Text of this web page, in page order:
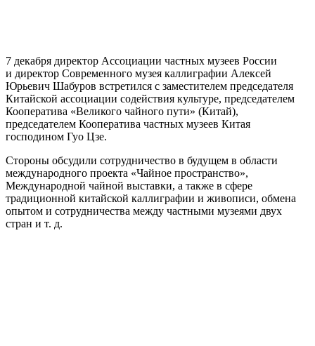
7 декабря директор Ассоциации частных музеев России
и директор Современного музея каллиграфии Алексей
Юрьевич Шабуров встретился с заместителем председателя
Китайской ассоциации содействия культуре, председателем
Кооператива «Великого чайного пути» (Китай),
председателем Кооператива частных музеев Китая
господином Гуо Цзе.
Стороны обсудили сотрудничество в будущем в области
международного проекта «Чайное пространство»,
Международной чайной выставки, а также в сфере
традиционной китайской каллиграфии и живописи, обмена
опытом и сотрудничества между частными музеями двух
стран и т. д.